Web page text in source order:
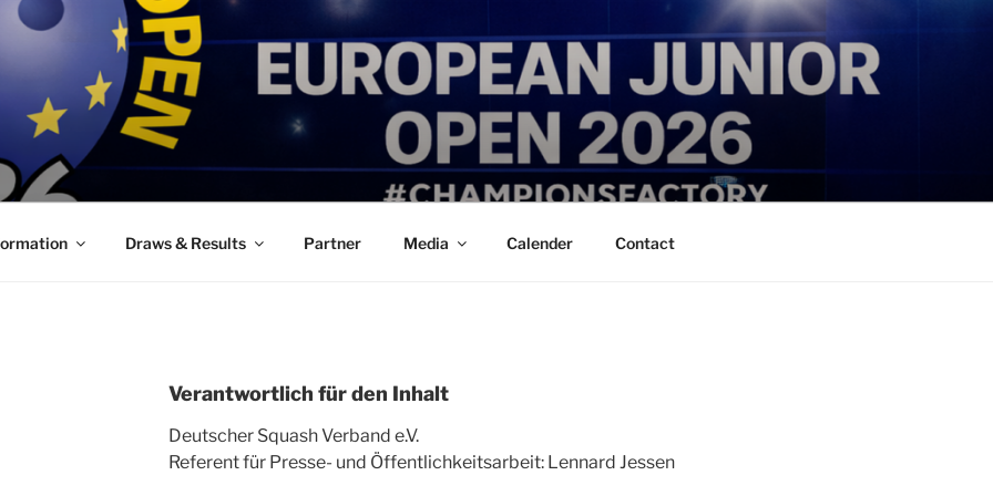
Draws & Results Partner Media Calender Contact
Verantwortlich für den Inhalt
Deutscher Squash Verband e.V.
Referent für Presse- und Öffentlichkeitsarbeit: Lennard Jessen